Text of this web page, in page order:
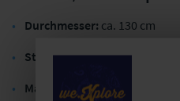
Durchmesser: ca. 130 cm
Stockschirm mit Automatik-
Material:Hochwertiges,